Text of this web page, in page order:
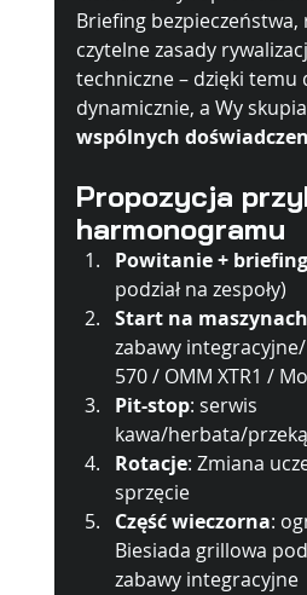
Briefing
czytelne zasady
techniczne – dzięki temu
dynamicznie, a Wy
wspólnych
Propozycja
harmonogramu
Powitanie + briefing
podział na zespoły)
Start na maszynach
zabawy
570 / OMM XTR1 /
Pit-stop: serwis
kawa/herbata/
Rotacje: Zmiana
sprzęcie
Część wieczorna:
Biesiada grillowa
zabawy integracyjne